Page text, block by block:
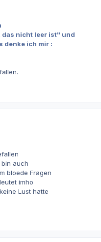
das nicht leer ist" und
denke ich mir :
auch
bloede Fragen
imho
Lust hatte